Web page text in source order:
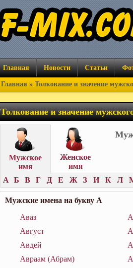
Главная Новости Статьи
Главная » Толкование и значение
Толкование и значение
Мужское
имя
Женское
имя
А Б В Г Д Е Ж З И К Л
Мужские имена на букву А
Аваз
Август
Авдей
Авраам (Абрам)